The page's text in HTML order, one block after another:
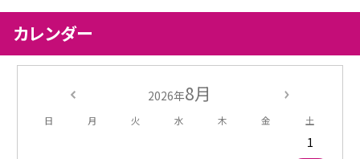
カレンダー
2026年8月
日 月 火 水 木 金 土
1